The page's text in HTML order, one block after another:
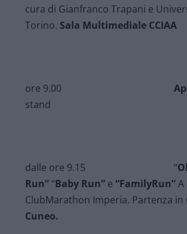
cura di Gianfranco Trapani e
Torino. Sala Multimediale CCIAA
ore 9.00
stand
dalle ore 9.15 “
Run”“Baby Run” e“FamilyRun”A
ClubMarathon Imperia. Partenza in
Cuneo.